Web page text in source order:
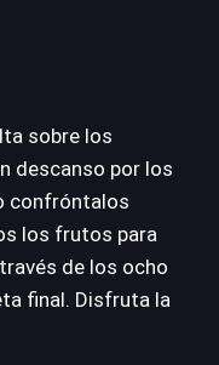
entornos.
desafío y
constituye el
a los
sobre los
descanso por los
confróntalos
los frutos para
de los ocho
final. Disfruta la